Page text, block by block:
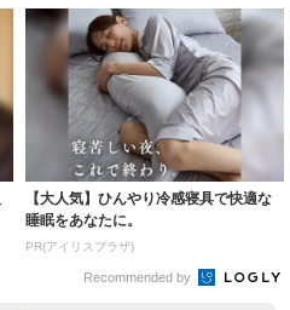
【大人気】ひんやり冷感寝具で快適な
睡眠をあなたに。
PR(アイリスプラザ)
Recommended by